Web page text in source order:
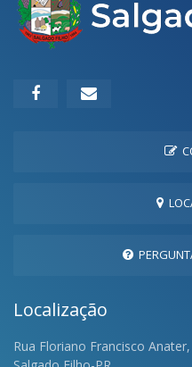
Localização
Rua Floriano Francisco